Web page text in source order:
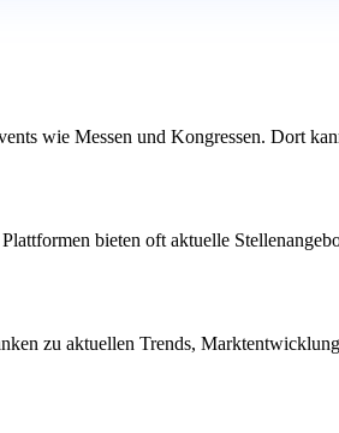
wie Messen und Kongressen. Dort
bieten oft aktuelle
zu aktuellen Trends,